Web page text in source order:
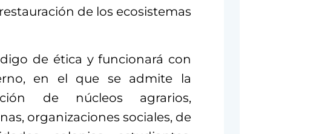
de los ecosistemas
de ética y funcionará con
en el que se admite la
de núcleos agrarios,
organizaciones sociales, de